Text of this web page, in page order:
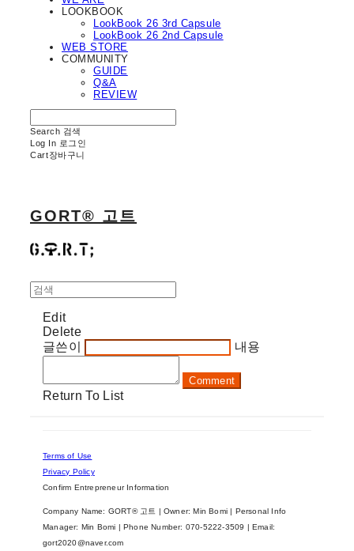
LOOKBOOK
LookBook 26 3rd Capsule
LookBook 26 2nd Capsule
WEB STORE
COMMUNITY
GUIDE
Q&A
REVIEW
Search 검색
Log In 로그인
Cart장바구니
GORT® 고트
Edit
Delete
글쓴이
내용
Comment
Return To List
Terms of Use
Privacy Policy
Confirm Entrepreneur Information
Company Name: GORT® 고트 | Owner: Min Bomi | Personal Info
Manager: Min Bomi | Phone Number: 070-5222-3509 | Email:
gort2020@naver.com